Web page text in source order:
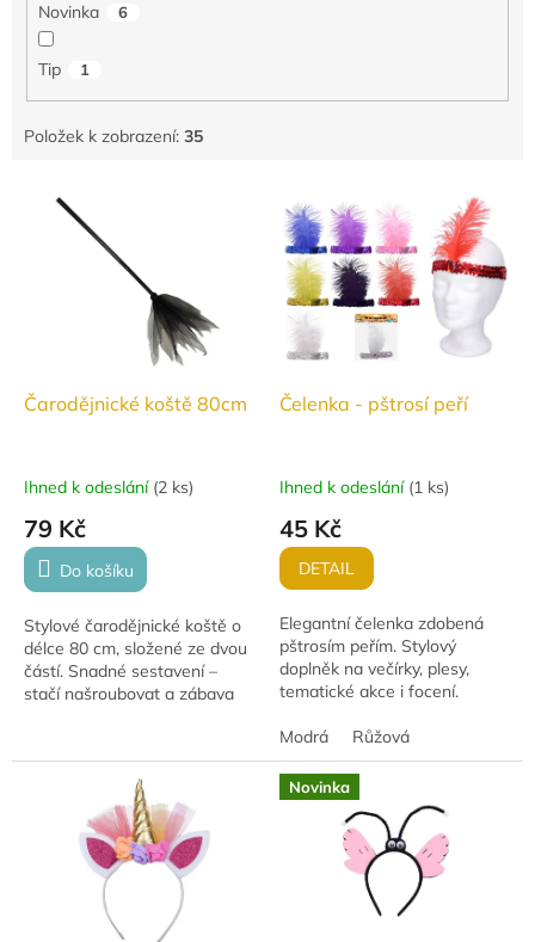
Novinka 6
Tip 1
Položek k zobrazení: 35
Čarodějnické koště 80cm
Ihned k odeslání (2 ks)
79 Kč
Do košíku
Stylové čarodějnické koště o
délce 80 cm, složené ze dvou
částí. Snadné sestavení –
stačí našroubovat a zábava
Čelenka - pštrosí peří
Ihned k odeslání (1 ks)
45 Kč
DETAIL
Elegantní čelenka zdobená
pštrosím peřím. Stylový
doplněk na večírky, plesy,
tematické akce i focení.
Modrá Růžová
Novinka